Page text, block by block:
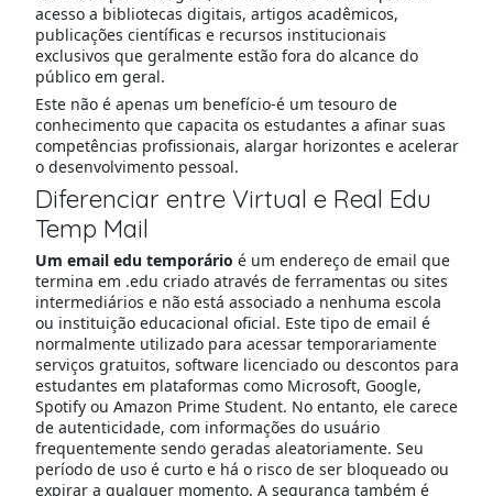
acesso a bibliotecas digitais, artigos acadêmicos,
publicações científicas e recursos institucionais
exclusivos que geralmente estão fora do alcance do
público em geral.
Este não é apenas um benefício-é um tesouro de
conhecimento que capacita os estudantes a afinar suas
competências profissionais, alargar horizontes e acelerar
o desenvolvimento pessoal.
Diferenciar entre Virtual e Real Edu
Temp Mail
Um email edu temporário é um endereço de email que
termina em .edu criado através de ferramentas ou sites
intermediários e não está associado a nenhuma escola
ou instituição educacional oficial. Este tipo de email é
normalmente utilizado para acessar temporariamente
serviços gratuitos, software licenciado ou descontos para
estudantes em plataformas como Microsoft, Google,
Spotify ou Amazon Prime Student. No entanto, ele carece
de autenticidade, com informações do usuário
frequentemente sendo geradas aleatoriamente. Seu
período de uso é curto e há o risco de ser bloqueado ou
expirar a qualquer momento. A segurança também é